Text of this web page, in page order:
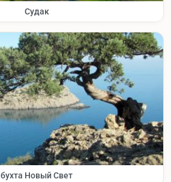
Судак
бухта Новый Свет